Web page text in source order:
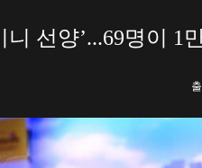
선양’...69명이 1